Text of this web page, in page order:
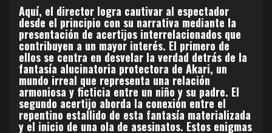
Aquí, el director logra cautivar al espectador
desde el principio con su narrativa mediante la
presentación de acertijos interrelacionados que
contribuyen a un mayor interés. El primero de
ellos se centra en desvelar la verdad detrás de la
fantasía alucinatoria protectora de Akari, un
mundo irreal que representa una relación
armoniosa y ficticia entre un niño y su padre. El
segundo acertijo aborda la conexión entre el
repentino estallido de esta fantasía materializada
y el inicio de una ola de asesinatos. Estos enigmas